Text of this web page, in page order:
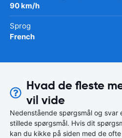
90 km/h
Sprog
French
Hvad de fleste
vil vide
Nedenstående spørgsmål og
stillede spørgsmål. Hvis dit
kan du kikke på siden med de